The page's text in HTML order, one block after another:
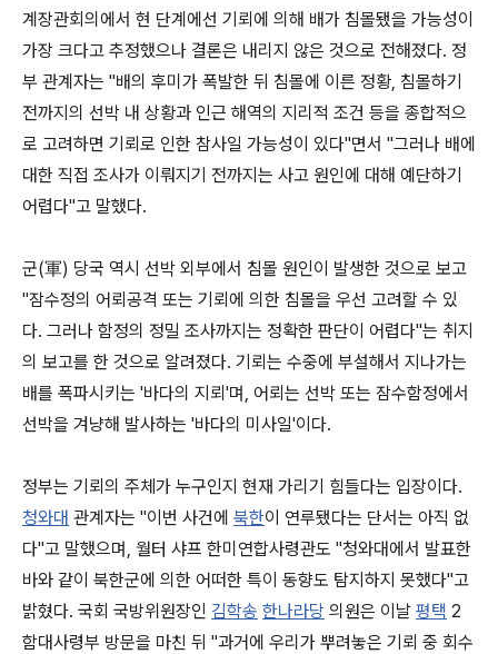
계장관회의에서 현 단계에선 기뢰에 의해 배가 침몰됐을 가능성이
가장 크다고 추정했으나 결론은 내리지 않은 것으로 전해졌다. 정
부 관계자는 "배의 후미가 폭발한 뒤 침몰에 이른 정황, 침몰하기
전까지의 선박 내 상황과 인근 해역의 지리적 조건 등을 종합적으
로 고려하면 기뢰로 인한 참사일 가능성이 있다"면서 "그러나 배에
대한 직접 조사가 이뤄지기 전까지는 사고 원인에 대해 예단하기
어렵다"고 말했다.
군(軍) 당국 역시 선박 외부에서 침몰 원인이 발생한 것으로 보고
"잠수정의 어뢰공격 또는 기뢰에 의한 침몰을 우선 고려할 수 있
다. 그러나 함정의 정밀 조사까지는 정확한 판단이 어렵다"는 취지
의 보고를 한 것으로 알려졌다. 기뢰는 수중에 부설해서 지나가는
배를 폭파시키는 '바다의 지뢰'며, 어뢰는 선박 또는 잠수함정에서
선박을 겨냥해 발사하는 '바다의 미사일'이다.
정부는 기뢰의 주체가 누구인지 현재 가리기 힘들다는 입장이다.
청와대 관계자는 "이번 사건에 북한이 연루됐다는 단서는 아직 없
다"고 말했으며, 월터 샤프 한미연합사령관도 "청와대에서 발표한
바와 같이 북한군에 의한 어떠한 특이 동향도 탐지하지 못했다"고
밝혔다. 국회 국방위원장인 김학송 한나라당 의원은 이날 평택 2
함대사령부 방문을 마친 뒤 "과거에 우리가 뿌려놓은 기뢰 중 회수